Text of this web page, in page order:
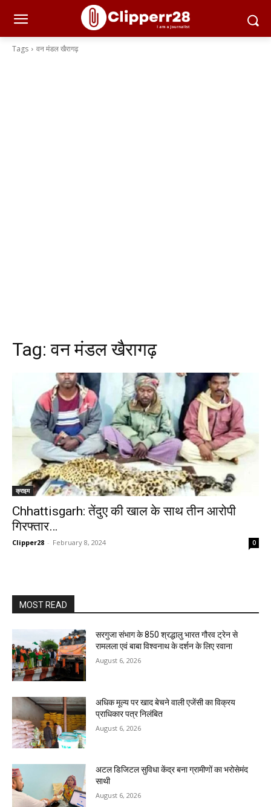
Tags वन मंडल खैरागढ़
Tag:वन मंडल खैरागढ़
क्राइम
Chhattisgarh: तेंदुए की खाल के साथ तीन आरोपी
गिरफ्तार…
Clipper28 - February 8, 2024 0
MOST READ
सरगुजा संभाग के 850 श्रद्धालु भारत गौरव ट्रेन से
रामलला एवं बाबा विश्वनाथ के दर्शन के लिए रवाना
August 6, 2026
अधिक मूल्य पर खाद बेचने वाली एजेंसी का विक्रय
प्राधिकार पत्र निलंबित
August 6, 2026
अटल डिजिटल सुविधा केंद्र बना ग्रामीणों का भरोसेमंद
साथी
August 6, 2026